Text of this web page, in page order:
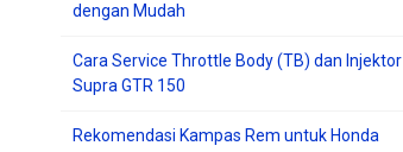
dengan Mudah
Cara Service Throttle Body (TB) dan Injektor
Supra GTR 150
Rekomendasi Kampas Rem untuk Honda